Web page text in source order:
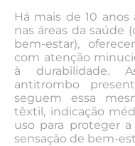
Há mais de 10
nas áreas da saúde
bem-estar),
com atenção
à durabilidade.
antitrombo
seguem essa
têxtil, indicação
uso para proteger
sensação de bem-